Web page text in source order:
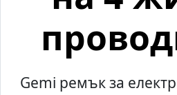
Gemi ремък за